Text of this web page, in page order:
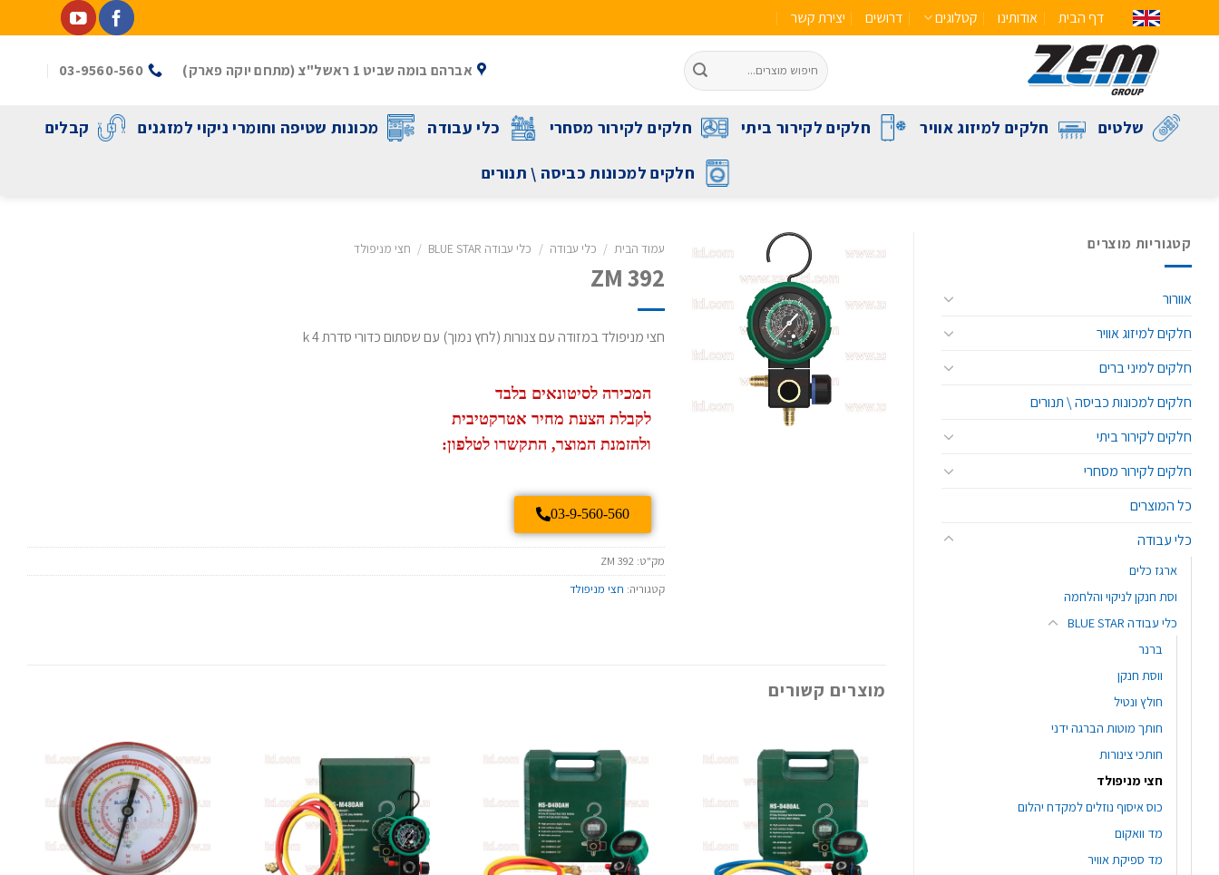
דף הבית אודותינו קטלוגים דרושים יצירת קשר
אברהם בומה שביט 1 ראשל"צ (מתחם יוקה פארק) 03-9560-560
שלטים חלקים למיזוג אוויר חלקים לקירור ביתי חלקים לקירור מסחרי כלי עבודה מכונות שטיפה וחומרי ניקוי למזגנים קבלים
חלקים למכונות כביסה \ תנורים
קטגוריות מוצרים
אוורור
חלקים למיזוג אוויר
חלקים למיני ברים
חלקים למכונות כביסה \ תנורים
חלקים לקירור ביתי
חלקים לקירור מסחרי
כל המוצרים
כלי עבודה
ארגז כלים
וסת חנקן לניקוי והלחמה
כלי עבודה BLUE STAR
ברנר
ווסת חנקן
חולץ ונטיל
חותך מוטות הברגה ידני
חותכי צינורות
חצי מניפולד
כוס איסוף נוזלים למקדח יהלום
מד וואקום
מד ספיקת אוויר
עמוד הבית / כלי עבודה / כלי עבודה BLUE STAR / חצי מניפולד
ZM 392
חצי מניפולד במזודה עם צנורות (לחץ נמוך) עם שסתום כדורי סדרת 4 k
המכירה לסיטונאים בלבד
לקבלת הצעת מחיר אטרקטיבית
ולהזמנת המוצר, התקשרו לטלפון:
03-9-560-560
מק"ט:ZM 392
קטגוריה: חצי מניפולד
מוצרים קשורים